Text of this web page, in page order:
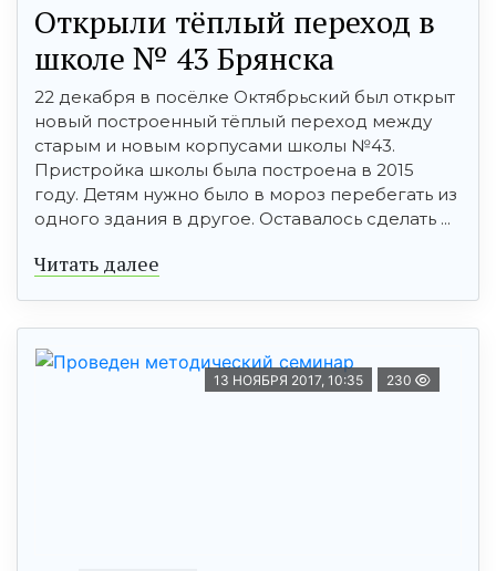
Открыли тёплый переход в
школе № 43 Брянска
22 декабря в посёлке Октябрьский был открыт
новый построенный тёплый переход между
старым и новым корпусами школы №43.
Пристройка школы была построена в 2015
году. Детям нужно было в мороз перебегать из
одного здания в другое. Оставалось сделать ...
Читать далее
13 НОЯБРЯ 2017, 10:35 230